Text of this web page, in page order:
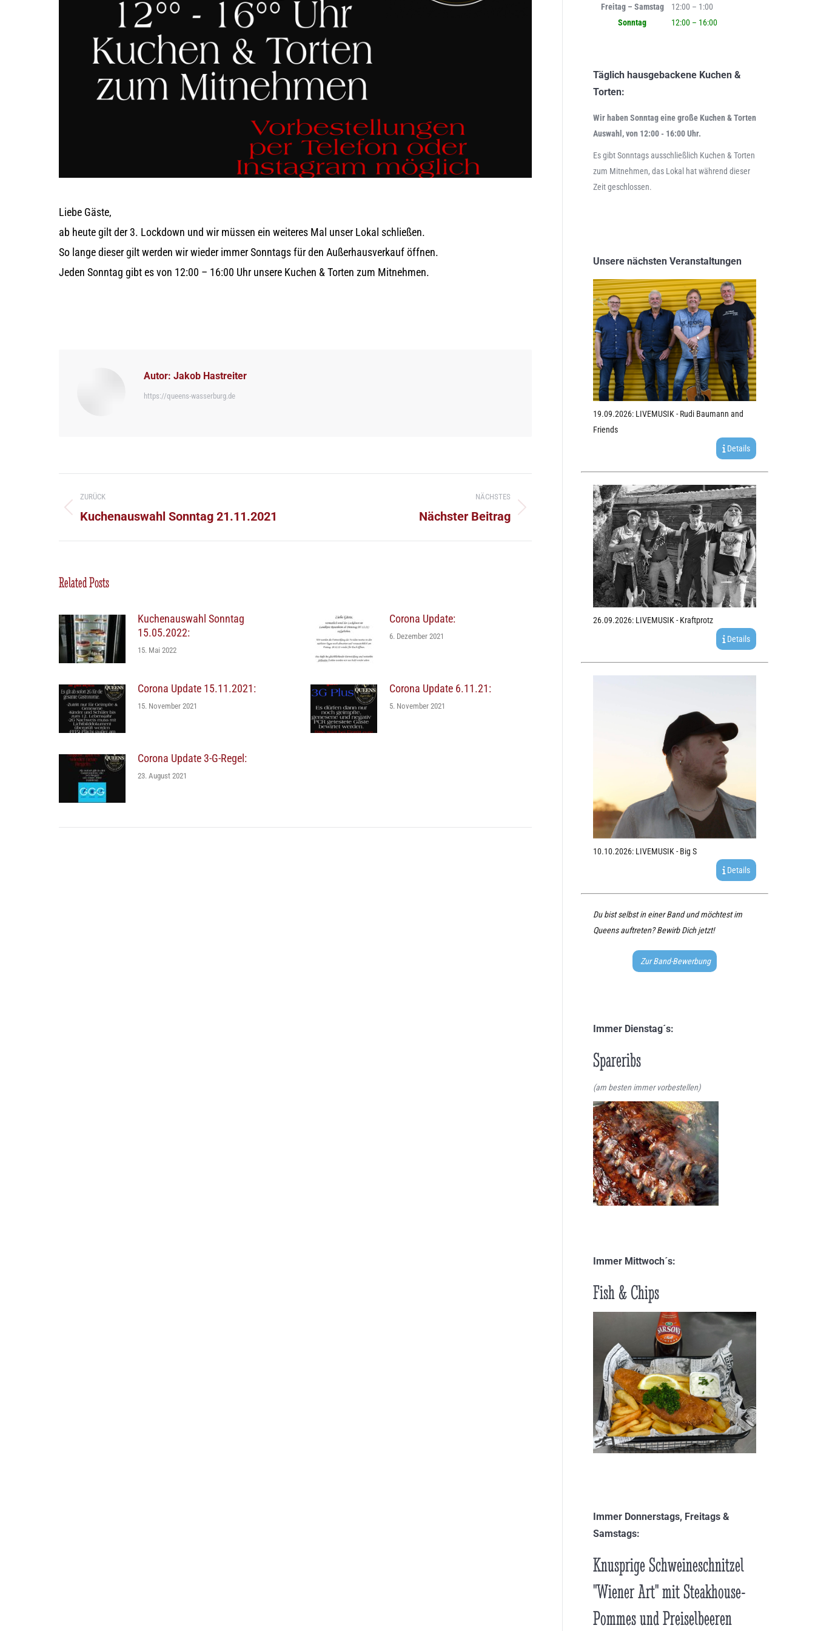
Liebe Gäste,
ab heute gilt der 3. Lockdown und wir müssen ein weiteres Mal unser Lokal schließen.
So lange dieser gilt werden wir wieder immer Sonntags für den Außerhausverkauf öffnen.
Jeden Sonntag gibt es von 12:00 – 16:00 Uhr unsere Kuchen & Torten zum Mitnehmen.
Autor: Jakob Hastreiter
https://queens-wasserburg.de
Kommentarnavigation
ZURÜCK
Vorheriger
Kuchenauswahl Sonntag 21.11.2021
NÄCHSTES
Nächster Beitrag
Related Posts
Kuchenauswahl Sonntag
15.05.2022:
15. Mai 2022
Corona Update:
6. Dezember 2021
Corona Update 15.11.2021:
15. November 2021
Corona Update 6.11.21:
5. November 2021
Corona Update 3-G-Regel:
23. August 2021
Freitag – Samstag
12:00 – 1:00
Sonntag
12:00 – 16:00
Täglich hausgebackene Kuchen &
Torten:
Wir haben Sonntag eine große Kuchen & Torten
Auswahl, von 12:00 - 16:00 Uhr.
Es gibt Sonntags ausschließlich Kuchen & Torten
zum Mitnehmen, das Lokal hat während dieser
Zeit geschlossen.
Unsere nächsten Veranstaltungen
19.09.2026: LIVEMUSIK - Rudi Baumann and
Friends
Details
26.09.2026: LIVEMUSIK - Kraftprotz
Details
10.10.2026: LIVEMUSIK - Big S
Details
Du bist selbst in einer Band und möchtest im
Queens auftreten? Bewirb Dich jetzt!
Zur Band-Bewerbung
Immer Dienstag´s:
Spareribs
(am besten immer vorbestellen)
Immer Mittwoch´s:
Fish & Chips
Immer Donnerstags, Freitags &
Samstags:
Knusprige Schweineschnitzel
"Wiener Art" mit Steakhouse-
Pommes und Preiselbeeren